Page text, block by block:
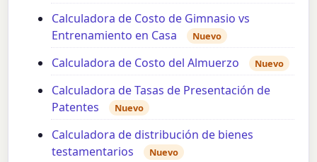
Calculadora de Costo de Gimnasio vs
Entrenamiento en Casa
Nuevo
Calculadora de Costo del Almuerzo Nuevo
Calculadora de Tasas de Presentación de
Patentes
Nuevo
Calculadora de distribución de bienes
testamentarios
Nuevo